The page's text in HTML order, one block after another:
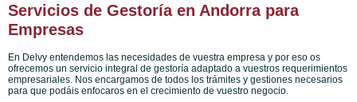
Servicios de Gestoría en Andorra para
Empresas
En Delvy entendemos las necesidades de vuestra empresa y por eso os
ofrecemos un servicio integral de gestoría adaptado a vuestros requerimientos
empresariales. Nos encargamos de todos los trámites y gestiones necesarios
para que podáis enfocaros en el crecimiento de vuestro negocio.